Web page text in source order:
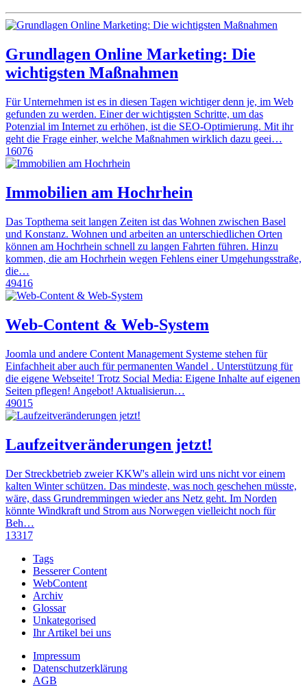
Grundlagen Online Marketing: Die
wichtigsten Maßnahmen
Für Unternehmen ist es in diesen Tagen wichtiger denn je, im Web
gefunden zu werden. Einer der wichtigsten Schritte, um das
Potenzial im Internet zu erhöhen, ist die SEO-Optimierung. Mit ihr
geht die Frage einher, welche Maßnahmen wirklich dazu geei…
16076
Immobilien am Hochrhein
Das Topthema seit langen Zeiten ist das Wohnen zwischen Basel
und Konstanz. Wohnen und arbeiten an unterschiedlichen Orten
können am Hochrhein schnell zu langen Fahrten führen. Hinzu
kommen, die am Hochrhein wegen Fehlens einer Umgehungsstraße,
die…
49416
Web-Content & Web-System
Joomla und andere Content Management Systeme stehen für
Einfachheit aber auch für permanenten Wandel . Unterstützung für
die eigene Webseite! Trotz Social Media: Eigene Inhalte auf eigenen
Seiten pflegen! Angebot! Aktualisierun…
49015
Laufzeitveränderungen jetzt!
Der Streckbetrieb zweier KKW's allein wird uns nicht vor einem
kalten Winter schützen. Das mindeste, was noch geschehen müsste,
wäre, dass Grundremmingen wieder ans Netz geht. Im Norden
könnte Windkraft und Strom aus Norwegen vielleicht noch für
Beh…
13317
Tags
Besserer Content
WebContent
Archiv
Glossar
Unkategorised
Ihr Artikel bei uns
Impressum
Datenschutzerklärung
AGB